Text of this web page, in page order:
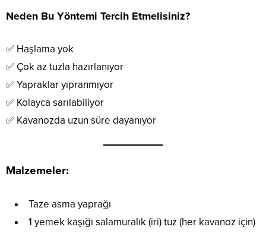
Neden Bu Yöntemi Tercih Etmelisiniz?
✅ Haşlama yok
✅ Çok az tuzla hazırlanıyor
✅ Yapraklar yıpranmıyor
✅ Kolayca sarılabiliyor
✅ Kavanozda uzun süre dayanıyor
Malzemeler:
Taze asma yaprağı
1 yemek kaşığı salamuralık (iri) tuz (her kavanoz için)